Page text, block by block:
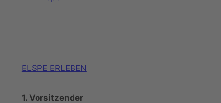
ELSPE ERLEBEN
1. Vorsitzender